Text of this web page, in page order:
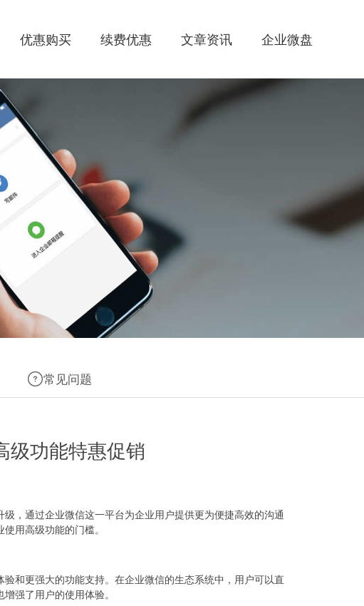
优惠购买 续费优惠 文章资讯 企业微盘
常见问题
级功能特惠促销
，通过企业微信这一平台为企业用户提供更为便捷高效的沟通
用高级功能的门槛。
和更强大的功能支持。在企业微信的生态系统中，用户可以直
强了用户的使用体验。